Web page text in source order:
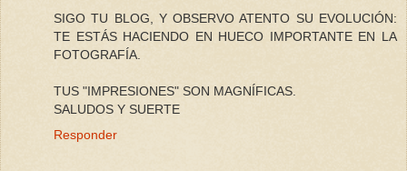
SIGO TU BLOG, Y OBSERVO ATENTO SU EVOLUCIÓN:
TE ESTÁS HACIENDO EN HUECO IMPORTANTE EN LA
FOTOGRAFÍA.
TUS "IMPRESIONES" SON MAGNÍFICAS.
SALUDOS Y SUERTE
Responder